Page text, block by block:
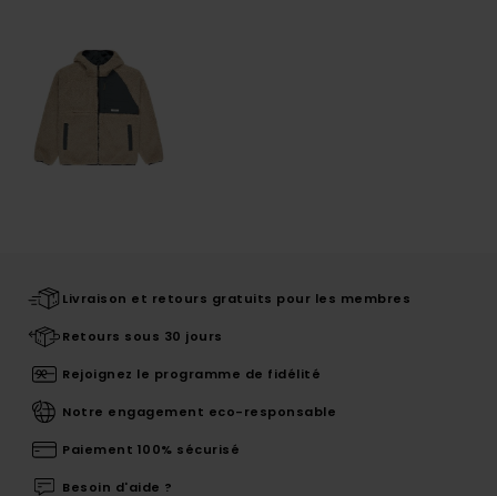
Livraison et retours gratuits pour les membres
Retours sous 30 jours
Rejoignez le programme de fidélité
Notre engagement eco-responsable
Paiement 100% sécurisé
Besoin d'aide ?